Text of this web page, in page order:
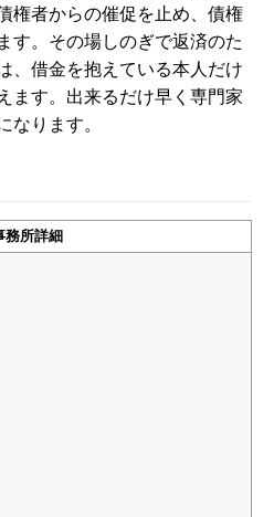
権者からの催促を止め、債権
す。その場しのぎで返済のた
、借金を抱えている本人だけ
ます。出来るだけ早く専門家
なります。
務所詳細